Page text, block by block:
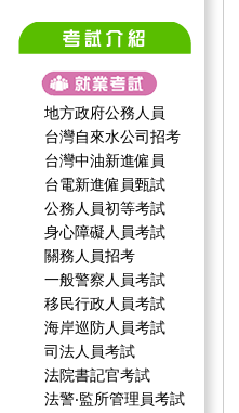
地方政府公務人員
台灣自來水公司招考
台灣中油新進僱員
台電新進僱員甄試
公務人員初等考試
身心障礙人員考試
關務人員招考
一般警察人員考試
移民行政人員考試
海岸巡防人員考試
司法人員考試
法院書記官考試
法警‧監所管理員考試